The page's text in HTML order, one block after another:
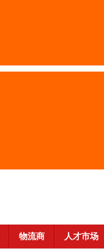
物流商 人才市场